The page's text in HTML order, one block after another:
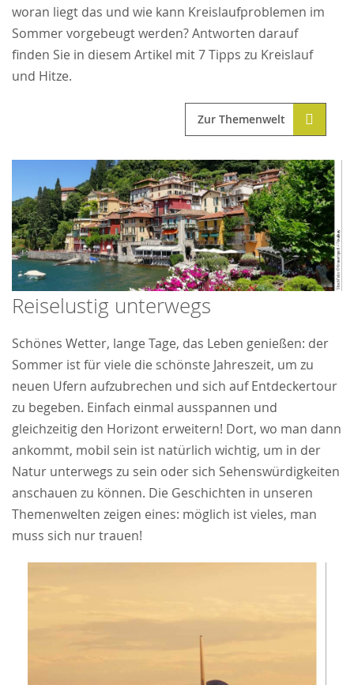
woran liegt das und wie kann Kreislaufproblemen im
Sommer vorgebeugt werden? Antworten darauf
finden Sie in diesem Artikel mit 7 Tipps zu Kreislauf
und Hitze.
Zur Themenwelt
Reiselustig unterwegs
Schönes Wetter, lange Tage, das Leben genießen: der
Sommer ist für viele die schönste Jahreszeit, um zu
neuen Ufern aufzubrechen und sich auf Entdeckertour
zu begeben. Einfach einmal ausspannen und
gleichzeitig den Horizont erweitern! Dort, wo man dann
ankommt, mobil sein ist natürlich wichtig, um in der
Natur unterwegs zu sein oder sich Sehenswürdigkeiten
anschauen zu können. Die Geschichten in unseren
Themenwelten zeigen eines: möglich ist vieles, man
muss sich nur trauen!